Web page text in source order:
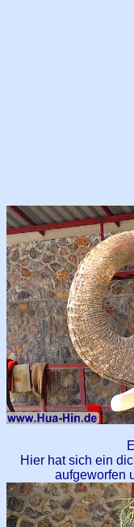
Hier hat sich ein
aufgeworfen